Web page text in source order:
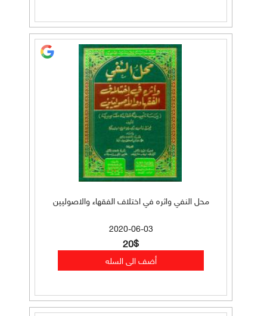
محل النفي واثره في اختلاف الفقهاء والاصوليين
2020-06-03
20$